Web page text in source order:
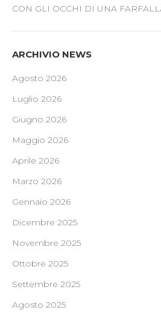
CON GLI OCCHI DI UNA
ARCHIVIO NEWS
Agosto 2026
Luglio 2026
Giugno 2026
Maggio 2026
Aprile 2026
Marzo 2026
Gennaio 2026
Dicembre 2025
Novembre 2025
Ottobre 2025
Settembre 2025
Agosto 2025